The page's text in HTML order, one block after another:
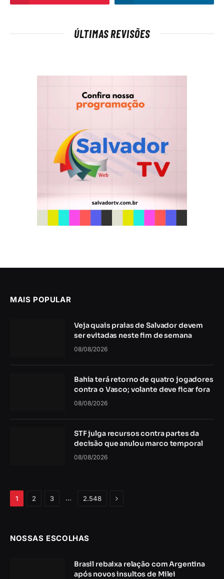
ÚLTIMAS REVISÕES
MAIS POPULAR
Veja quais praias de Salvador devem
ser evitadas neste fim de semana
08/08/2026
Bahia terá retorno de quatro jogadores
contra o Vasco; volante deve ficar fora
08/08/2026
STF julga recursos contra partes da
decisão que anulou marco temporal
08/08/2026
1 2 3 … 2.548 Próximo
NOSSAS ESCOLHAS
Brasil rebaixa relação com Argentina
após novos insultos de Milei